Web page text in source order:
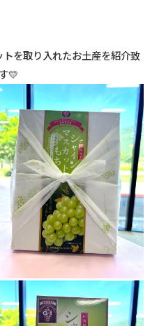
を取り入れたお土産を紹介致
💛